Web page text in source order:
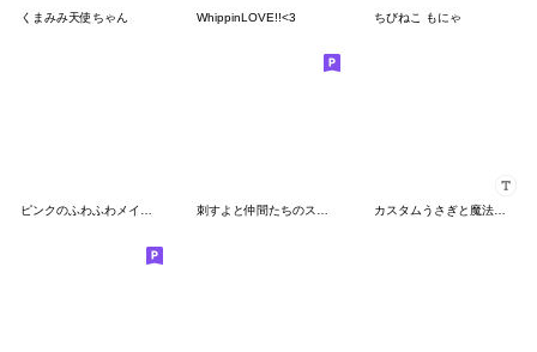
くまみみ天使ちゃん WhippinLOVE!!<3 ちびねこ もにゃ
カスタムうさぎと魔法少女。